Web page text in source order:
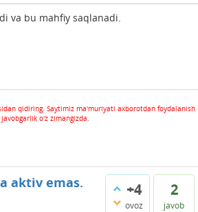
va bu mahfiy saqlanadi.
qidiring. Saytimiz ma'muriyati axborotdan foydalanish
o'z zimangizda.
+4
ovoz
2
javob
aktiv emas.